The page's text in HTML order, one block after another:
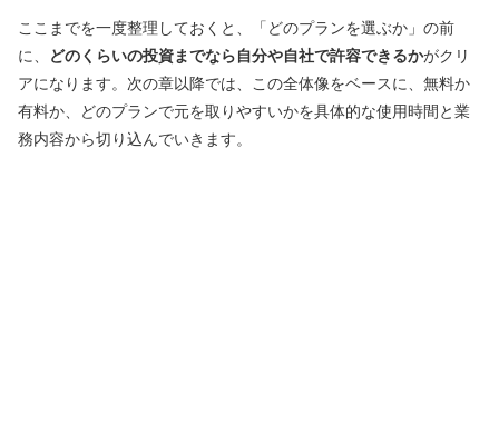
ここまでを一度整理しておくと、「どのプランを選ぶか」の前
に、
どのくらいの投資までなら自分や自社で許容できるかがクリ
アになります。次の章以降では、この全体像をベースに、無料か
有料か、どのプランで元を取りやすいかを具体的な使用時間と業
務内容から切り込んでいきます。